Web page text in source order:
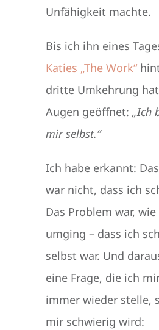
Unfähigkeit machte.
Bis ich ihn eines
Katies „The Work“
dritte Umkehrung
Augen geöffnet: „Ich
mir selbst.“
Ich habe erkannt:
war nicht, dass ich
Das Problem war,
umging – dass ich
selbst war. Und
eine Frage, die ich
immer wieder stelle,
mir schwierig wird: